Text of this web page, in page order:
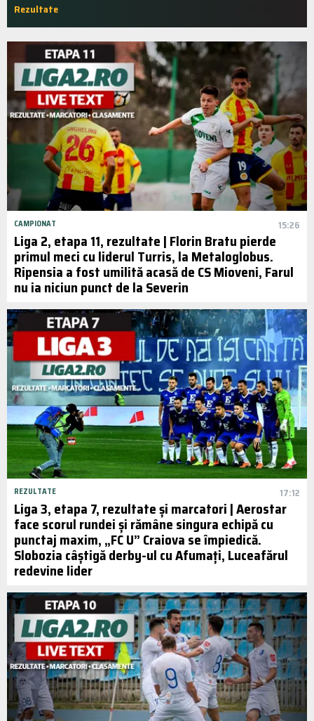
Rezultate
CAMPIONAT 15:26
Liga 2, etapa 11, rezultate | Florin Bratu pierde
primul meci cu liderul Turris, la Metaloglobus.
Ripensia a fost umilită acasă de CS Mioveni, Farul
nu ia niciun punct de la Severin
REZULTATE 17:12
Liga 3, etapa 7, rezultate și marcatori | Aerostar
face scorul rundei și rămâne singura echipă cu
punctaj maxim, „FC U” Craiova se împiedică.
Slobozia câștigă derby-ul cu Afumați, Luceafărul
redevine lider